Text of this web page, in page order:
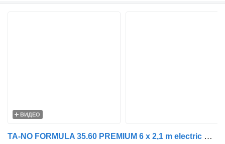
ВИДЕО
TA-NO FORMULA 35.60 PREMIUM 6 x 2,1 m electric winch and lifting